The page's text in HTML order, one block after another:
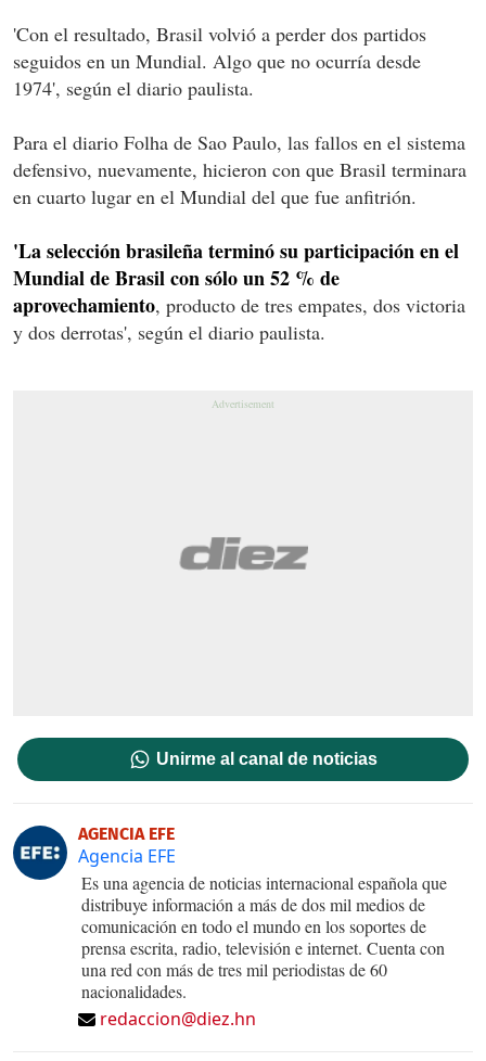
'Con el resultado, Brasil volvió a perder dos partidos
seguidos en un Mundial. Algo que no ocurría desde
1974', según el diario paulista.
Para el diario Folha de Sao Paulo, las fallos en el sistema
defensivo, nuevamente, hicieron con que Brasil terminara
en cuarto lugar en el Mundial del que fue anfitrión.
'La selección brasileña terminó su participación en el
Mundial de Brasil con sólo un 52 % de
aprovechamiento, producto de tres empates, dos victoria
y dos derrotas', según el diario paulista.
Unirme al canal de noticias
AGENCIA EFE
Agencia EFE
Es una agencia de noticias internacional española que
distribuye información a más de dos mil medios de
comunicación en todo el mundo en los soportes de
prensa escrita, radio, televisión e internet. Cuenta con
una red con más de tres mil periodistas de 60
nacionalidades.
redaccion@diez.hn